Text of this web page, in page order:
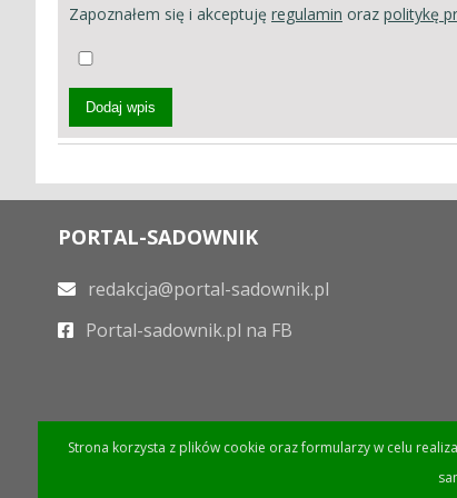
Zapoznałem się i akceptuję regulamin oraz politykę
Dodaj wpis
PORTAL-SADOWNIK
redakcja@portal-sadownik.pl
Portal-sadownik.pl na FB
Strona korzysta z plików cookie oraz formularzy w celu